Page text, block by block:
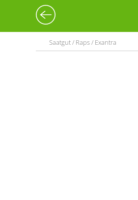
Saatgut / Raps / Exantra